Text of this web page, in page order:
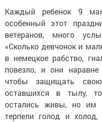
Каждый ребенок 9 мая
особенный этот
ветеранов, много
«Сколько девчонок и
в немецкое рабство,
повезло, и они
чтобы защищать
оставшихся в тылу,
остались живы, но им
терпели голод и